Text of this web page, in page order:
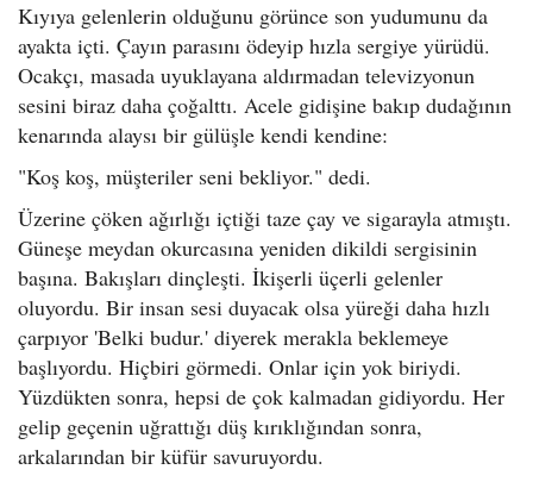
Kıyıya gelenlerin olduğunu görünce son yudumunu da
ayakta içti. Çayın parasını ödeyip hızla sergiye yürüdü.
Ocakçı, masada uyuklayana aldırmadan televizyonun
sesini biraz daha çoğalttı. Acele gidişine bakıp dudağının
kenarında alaysı bir gülüşle kendi kendine:
"Koş koş, müşteriler seni bekliyor." dedi.
Üzerine çöken ağırlığı içtiği taze çay ve sigarayla atmıştı.
Güneşe meydan okurcasına yeniden dikildi sergisinin
başına. Bakışları dinçleşti. İkişerli üçerli gelenler
oluyordu. Bir insan sesi duyacak olsa yüreği daha hızlı
çarpıyor 'Belki budur.' diyerek merakla beklemeye
başlıyordu. Hiçbiri görmedi. Onlar için yok biriydi.
Yüzdükten sonra, hepsi de çok kalmadan gidiyordu. Her
gelip geçenin uğrattığı düş kırıklığından sonra,
arkalarından bir küfür savuruyordu.